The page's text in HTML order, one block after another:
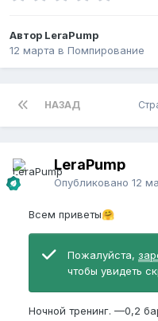
Автор LeraPump
12 марта в Помпирование
НАЗАД
LeraPump
Опубликовано 12
Всем приветы🤗
Пожалуйста,
чтобы увидеть
Ночной тренинг. —0,2